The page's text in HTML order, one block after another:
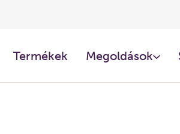
Termékek Megoldások